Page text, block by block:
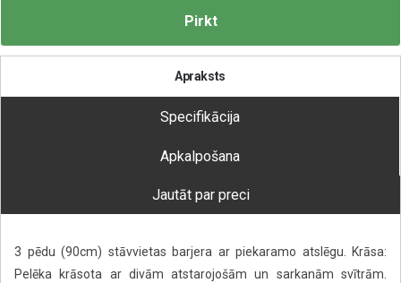
Pirkt
Apraksts
Specifikācija
Apkalpošana
Jautāt par preci
3 pēdu (90cm) stāvvietas barjera ar piekaramo atslēgu. Krāsa:
Pelēka krāsota ar divām atstarojošām un sarkanām svītrām.